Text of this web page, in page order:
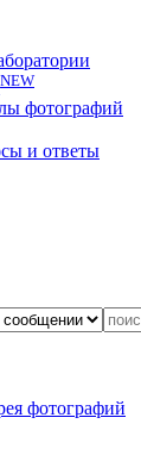
NEW
фотографий
и ответы
фотографий